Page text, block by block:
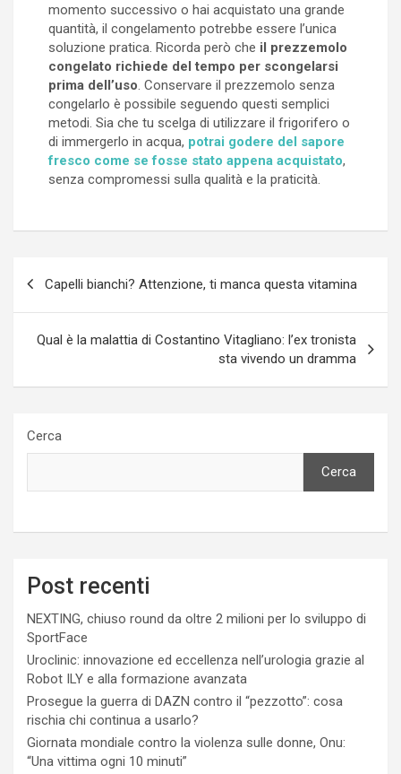
momento successivo o hai acquistato una grande
quantità, il congelamento potrebbe essere l’unica
soluzione pratica. Ricorda però che il prezzemolo
congelato richiede del tempo per scongelarsi
prima dell’uso. Conservare il prezzemolo senza
congelarlo è possibile seguendo questi semplici
metodi. Sia che tu scelga di utilizzare il frigorifero o
di immergerlo in acqua, potrai godere del sapore
fresco come se fosse stato appena acquistato,
senza compromessi sulla qualità e la praticità.
articoli
Capelli bianchi? Attenzione, ti manca questa vitamina
Qual è la malattia di Costantino Vitagliano: l’ex tronista
sta vivendo un dramma
Cerca
Cerca
Post recenti
NEXTING, chiuso round da oltre 2 milioni per lo sviluppo di
SportFace
Uroclinic: innovazione ed eccellenza nell’urologia grazie al
Robot ILY e alla formazione avanzata
Prosegue la guerra di DAZN contro il “pezzotto”: cosa
rischia chi continua a usarlo?
Giornata mondiale contro la violenza sulle donne, Onu:
“Una vittima ogni 10 minuti”